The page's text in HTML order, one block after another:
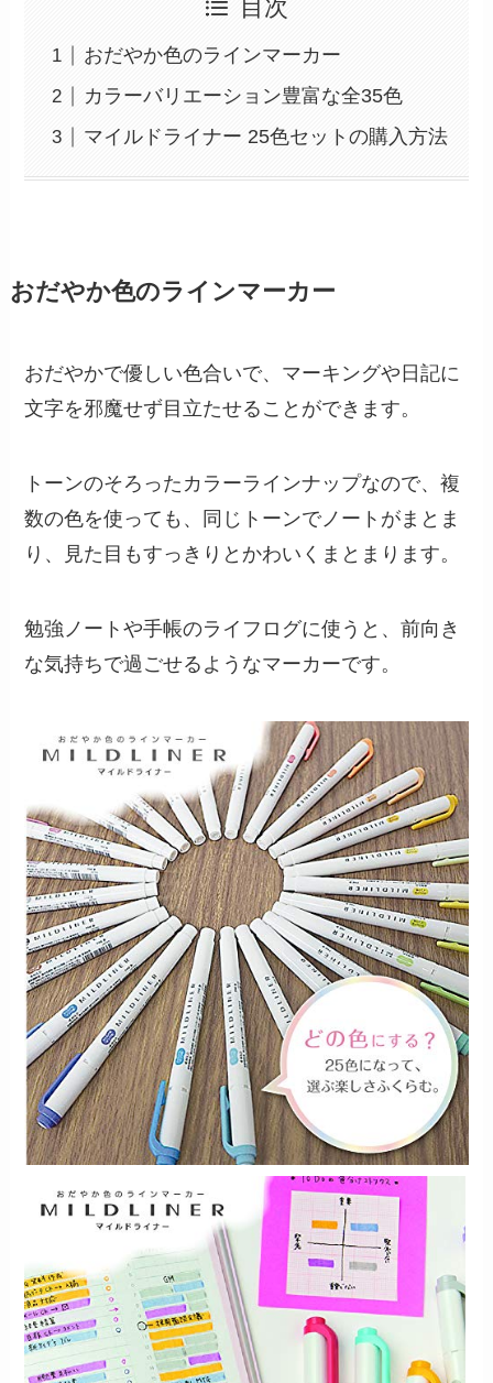
目次
おだやか色のラインマーカー
カラーバリエーション豊富な全35色
マイルドライナー 25色セットの購入方法
おだやか色のラインマーカー
おだやかで優しい色合いで、マーキングや日記に
文字を邪魔せず目立たせることができます。
トーンのそろったカラーラインナップなので、複
数の色を使っても、同じトーンでノートがまとま
り、見た目もすっきりとかわいくまとまります。
勉強ノートや手帳のライフログに使うと、前向き
な気持ちで過ごせるようなマーカーです。